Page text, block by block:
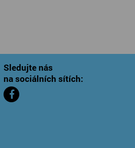
Sledujte nás
na sociálních sítích: